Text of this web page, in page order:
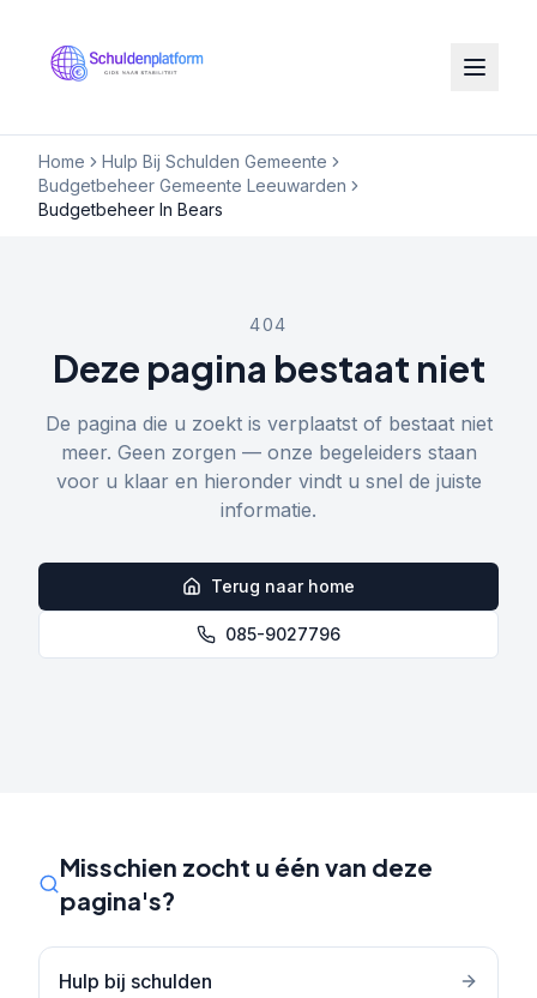
Home
Hulp Bij Schulden Gemeente
Budgetbeheer Gemeente Leeuwarden
Budgetbeheer In Bears
404
Deze pagina bestaat niet
De pagina die u zoekt is verplaatst of bestaat niet
meer. Geen zorgen — onze begeleiders staan
voor u klaar en hieronder vindt u snel de juiste
informatie.
Terug naar home
085-9027796
Misschien zocht u één van deze
pagina's?
Hulp bij schulden